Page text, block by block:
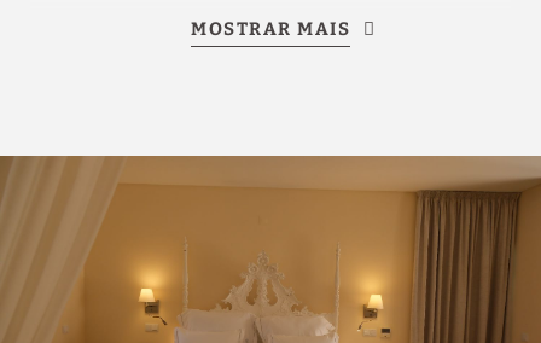
Roupas de cama e
toalhas
MOSTRAR MAIS